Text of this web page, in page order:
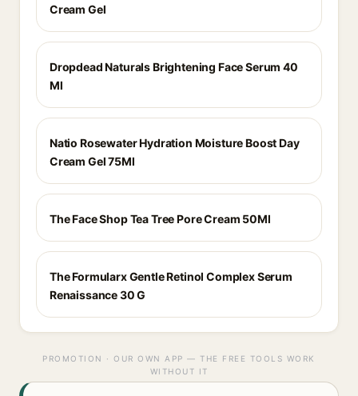
Cream Gel
Dropdead Naturals Brightening Face Serum 40
Ml
Natio Rosewater Hydration Moisture Boost Day
Cream Gel 75Ml
The Face Shop Tea Tree Pore Cream 50Ml
The Formularx Gentle Retinol Complex Serum
Renaissance 30 G
PROMOTION · OUR OWN APP — THE FREE TOOLS WORK
WITHOUT IT